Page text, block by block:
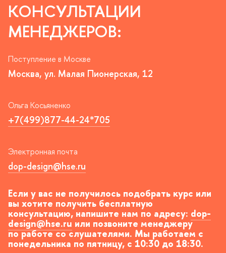
КОНСУЛЬТАЦИИ
МЕНЕДЖЕРОВ:
Поступление в Москве
Москва, ул. Малая Пионерская, 12
Ольга Косьяненко
+7(499)877-44-24*705
Электронная почта
dop-design@hse.ru
Если у вас не получилось подобрать курс или
ы хотите получить бесплатную
консультацию, напишите нам по адресу: dop-
design@hse.ru или позвоните менеджеру
по работе со слушателями. Мы работаем с
понедельника по пятницу, с 10:30 до 18:30.